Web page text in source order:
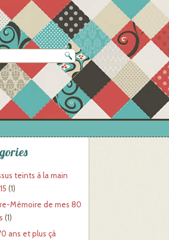
teints à la main
(1)
Mémoire de mes 80
(1)
ans et plus çà